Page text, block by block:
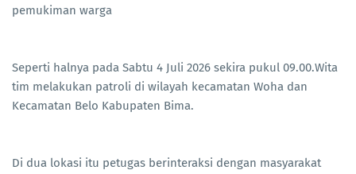
pemukiman warga
Seperti halnya pada Sabtu 4 Juli 2026 sekira pukul 09.00.Wita
tim melakukan patroli di wilayah kecamatan Woha dan
Kecamatan Belo Kabupaten Bima.
Di dua lokasi itu petugas berinteraksi dengan masyarakat